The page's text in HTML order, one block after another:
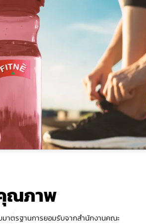
ณภาพ
มาตรฐานการยอมรับจากสำนักงานคณะ